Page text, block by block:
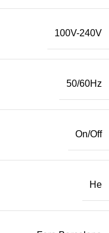
100V-240V
50/60Hz
On/Off
Не